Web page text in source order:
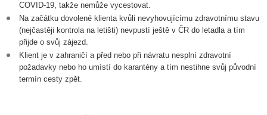
COVID-19, takže nemůže vycestovat.
Na začátku dovolené klienta kvůli nevyhovujícímu zdravotnímu stavu
(nejčastěji kontrola na letišti) nevpustí ještě v ČR do letadla a tím
přijde o svůj zájezd.
Klient je v zahraničí a před nebo při návratu nesplní zdravotní
požadavky nebo ho umístí do karantény a tím nestihne svůj původní
termín cesty zpět.